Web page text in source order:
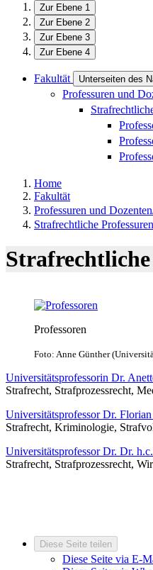
Zur Ebene 1
Zur Ebene 2
Zur Ebene 3
Zur Ebene 4
Fakultät Unterseiten des
Professuren und
Home
Fakultät
Professuren und
Strafrechtliche Professuren
Professoren
Foto: Anne Günther
Universitätsprofessorin Dr.
Strafrecht, Strafprozessrecht,
Universitätsprofessor Dr.
Strafrecht, Kriminologie,
Universitätsprofessor Dr. Dr.
Strafrecht, Strafprozessrecht,
Diese Seite teilen
Diese Seite via E-